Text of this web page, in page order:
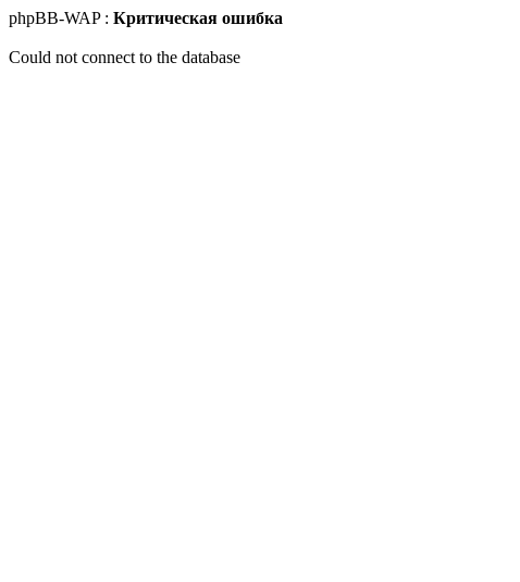
phpBB-WAP : Критическая ошибка
Could not connect to the database